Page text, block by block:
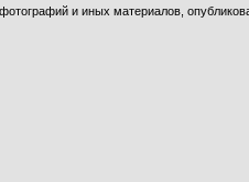
и иных материалов,